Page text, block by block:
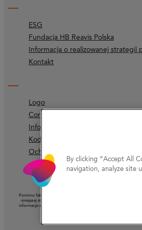
ESG
Fundacja HB Reavis Polska
Informacja o realizowanej strategii
Kontakt
Logo
Corporate identity
Informacje prawne
Kodeks etyczny
Ochrona prywatności
Pomimo faktu, że Spółka dołożyła należytej staranności, aby
niniejszej stronie ani nie ponosi odpowiedzialności za ich
informacje zamieszczone na niniejszej stronie mają charakter
By clicking “Accept All
navigation, analyze site